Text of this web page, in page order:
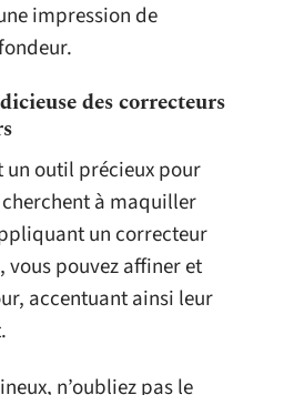
impression de
des correcteurs
un outil précieux pour
à maquiller
un correcteur
vous pouvez affiner et
accentuant ainsi leur
n’oubliez pas le